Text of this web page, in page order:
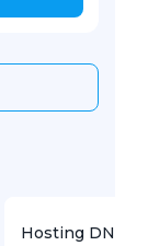
Hosting DNS